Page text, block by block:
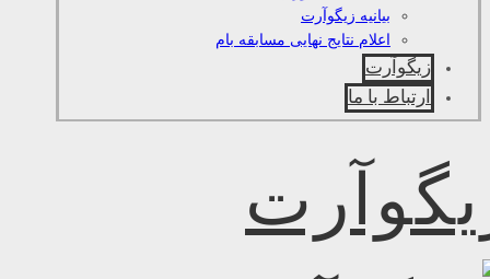
بیانیه زیگوآرت
اعلام نتایج نهایی مسابقه بام
زیگوآرت
ارتباط با ما